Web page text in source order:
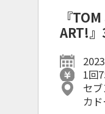
『
ART!
売
1回
セ
カ